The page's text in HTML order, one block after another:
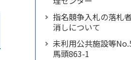
指名競争入札の落札
消しについて
未利用公共施設等
馬頭863-1